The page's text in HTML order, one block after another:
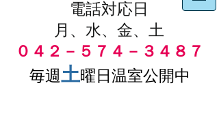
電話対応日
月、水、金、土
０４２－５７４－３４８７
毎週土曜日温室公開中